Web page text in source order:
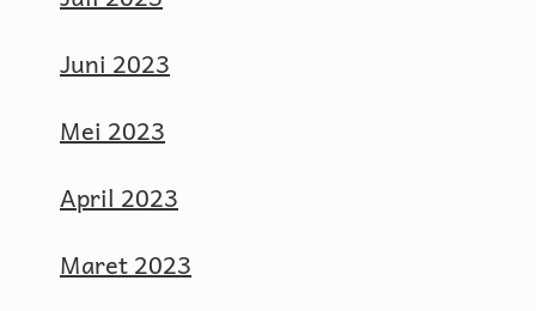
Juni 2023
Mei 2023
April 2023
Maret 2023